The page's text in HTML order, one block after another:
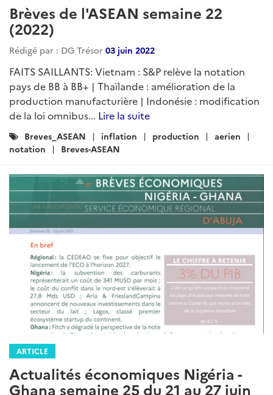
Brèves de l'ASEAN semaine 22
(2022)
Rédigé par : DG Trésor 03 juin 2022
FAITS SAILLANTS: Vietnam : S&P relève la notation
pays de BB à BB+ | Thaïlande : amélioration de la
production manufacturière | Indonésie : modification
de la loi omnibus... Lire la suite
Catégories
:
Breves_ASEAN inflation production
aerien
notation
Breves-ASEAN
ARTICLE
Actualités économiques Nigéria -
Ghana semaine 25 du 21 au 27 juin